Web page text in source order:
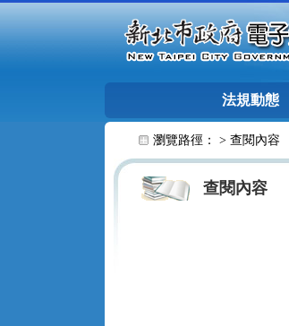
法規動態
瀏覽路徑： > 查閱內容
查閱內容